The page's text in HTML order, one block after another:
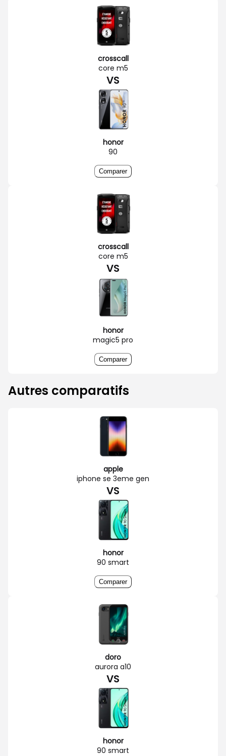
crosscall
core m5
VS
honor
90
Comparer
crosscall
core m5
VS
honor
magic5 pro
Comparer
Autres comparatifs
apple
iphone se 3eme gen
VS
honor
90 smart
Comparer
doro
aurora a10
VS
honor
90 smart